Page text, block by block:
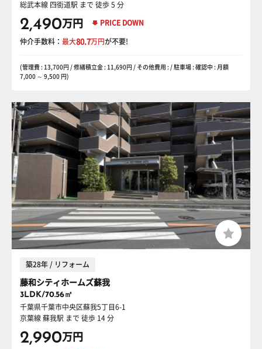
総武本線 四街道駅 まで 徒歩 5 分
2,490万円 PRICE DOWN
仲介手数料： 最大80.7万円が不要!
(管理費 : 13,700円 / 修繕積立金 : 11,690円 / その他費用 : / 駐車場 : 確認中 : 月額
7,000 ～ 9,500 円)
築28年 / リフォーム
藤和シティホームズ蘇我
3LDK/70.56㎡
千葉県千葉市中央区蘇我5丁目6-1
京葉線 蘇我駅 まで 徒歩 14 分
2,990万円